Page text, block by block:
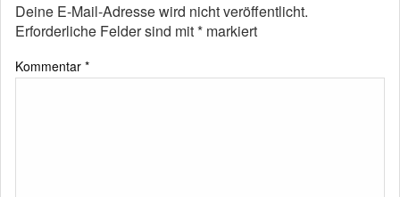
Deine E-Mail-Adresse wird nicht veröffentlicht.
Erforderliche Felder sind mit* markiert
Kommentar *